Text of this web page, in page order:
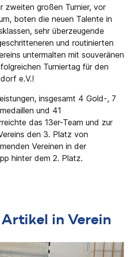
zweiten großen Turnier, vor
boten die neuen Talente in
sehr überzeugende
und routinierten
untermalten mit souveränen
Turniertag für den
e.V.!
insgesamt 4 Gold-, 7
und 41
das 13er-Team und zur
den 3. Platz von
Vereinen in der
hinter dem 2. Platz.
in Verein